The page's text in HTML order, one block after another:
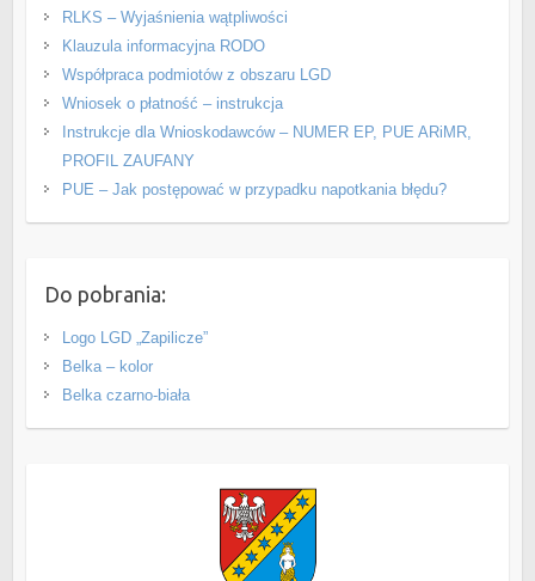
RLKS – Wyjaśnienia wątpliwości
Klauzula informacyjna RODO
Współpraca podmiotów z obszaru LGD
Wniosek o płatność – instrukcja
Instrukcje dla Wnioskodawców – NUMER EP, PUE ARiMR,
PROFIL ZAUFANY
PUE – Jak postępować w przypadku napotkania błędu?
Do pobrania:
Logo LGD „Zapilicze”
Belka – kolor
Belka czarno-biała